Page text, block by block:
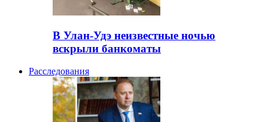
В Улан-Удэ неизвестные ночью
вскрыли банкоматы
Расследования